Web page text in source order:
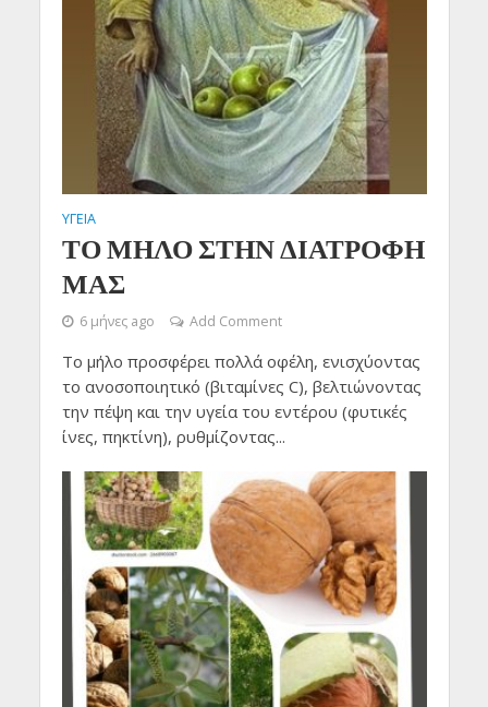
ΥΓΕΙΑ
ΤΟ ΜΗΛΟ ΣΤΗΝ ΔΙΑΤΡΟΦΗ
ΜΑΣ
6 μήνες ago Add Comment
Το μήλο προσφέρει πολλά οφέλη, ενισχύοντας
το ανοσοποιητικό (βιταμίνες C), βελτιώνοντας
την πέψη και την υγεία του εντέρου (φυτικές
ίνες, πηκτίνη), ρυθμίζοντας...